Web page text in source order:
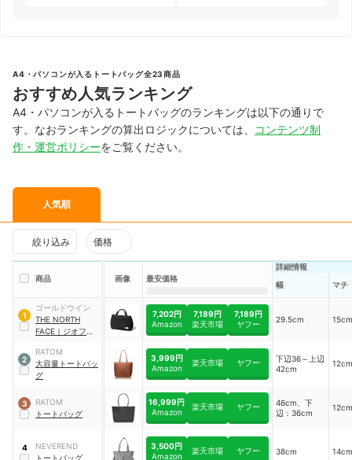
A4・パソコンが入るトートバッグ全23商品
おすすめ人気ランキング
A4・パソコンが入るトートバッグのランキングは以下の通りで
す。なおランキングの算出ロジックについては、
コンテンツ制
作・運営ポリシーをご覧ください。
人気順
絞り込み 価格
商品 画像 最安価格
詳細情報
幅
マチ
1
ゴールドウイン
THE NORTH
FACE ｜ ジオフェ
ト
7,202円
Amazon
7,189円
楽天市場
7,189円
ヤフー
29.5cm 15cm
2
RATOM
大容量トートバッ
グ
3,999円
Amazon
楽天市場 ヤフー
下辺36～上辺
42cm
12cm
3
RATOM
トートバッグ
16,999円
Amazon
楽天市場 ヤフー
46cm、下
辺：36cm
12cm
4
NEVEREND
トートバッグ
3,500円
Amazon
楽天市場 ヤフー 38cm 14cm